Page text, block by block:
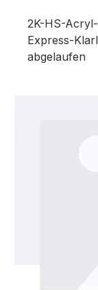
2K-HS-
Express-
abgelaufen